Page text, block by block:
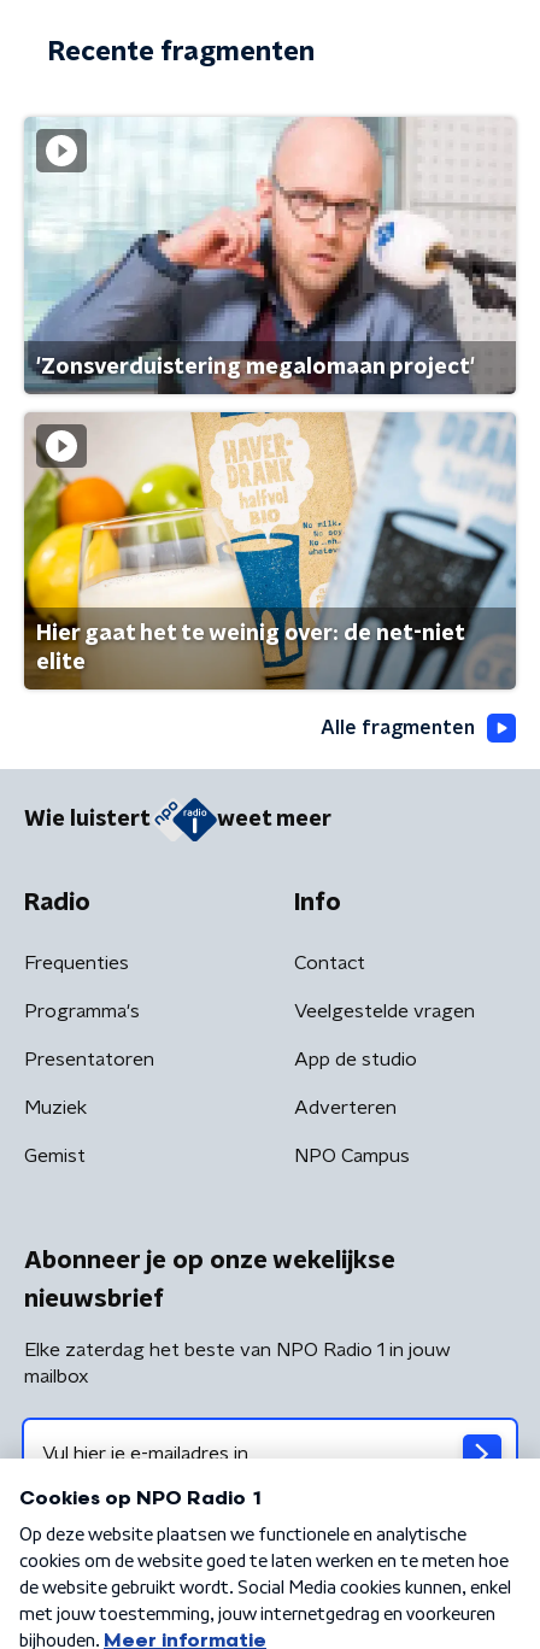
Recente fragmenten
'Zonsverduistering megalomaan project'
Hier gaat het te weinig over: de net-niet
elite
Alle fragmenten
Wie luistert weet meer
Radio
Frequenties
Programma's
Presentatoren
Muziek
Gemist
Info
Contact
Veelgestelde vragen
App de studio
Adverteren
NPO Campus
Abonneer je op onze wekelijkse
nieuwsbrief
Elke zaterdag het beste van NPO Radio 1 in jouw
mailbox
Algemene voorwaarden Privacybeleid